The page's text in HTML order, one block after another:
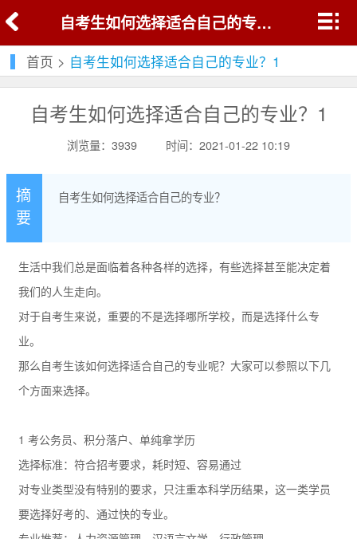
自考生如何选择适合自己的专业？1
首页 > 自考生如何选择适合自己的专业？1
自考生如何选择适合自己的专业？1
浏览量：3939 时间：2021-01-22 10:19
摘
要
自考生如何选择适合自己的专业？
生活中我们总是面临着各种各样的选择，有些选择甚至能决定着
我们的人生走向。
对于自考生来说，重要的不是选择哪所学校，而是选择什么专
业。
那么自考生该如何选择适合自己的专业呢？大家可以参照以下几
个方面来选择。
1 考公务员、积分落户、单纯拿学历
选择标准：符合招考要求，耗时短、容易通过
对专业类型没有特别的要求，只注重本科学历结果，这一类学员
要选择好考的、通过快的专业。